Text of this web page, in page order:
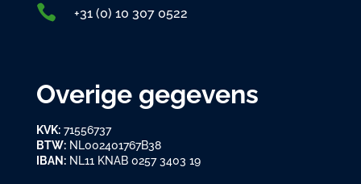
 +31 (0) 10 307 0522
Overige gegevens
KVK:71556737
BTW:NL002401767B38
IBAN:NL11 KNAB 0257 3403 19